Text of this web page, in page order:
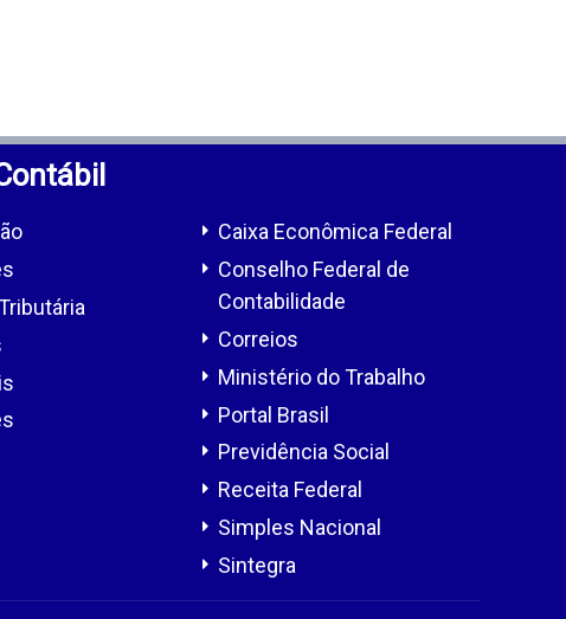
Caixa Econômica Federal
Conselho Federal de
Contabilidade
Correios
Ministério do Trabalho
Portal Brasil
Previdência Social
Receita Federal
Simples Nacional
Sintegra